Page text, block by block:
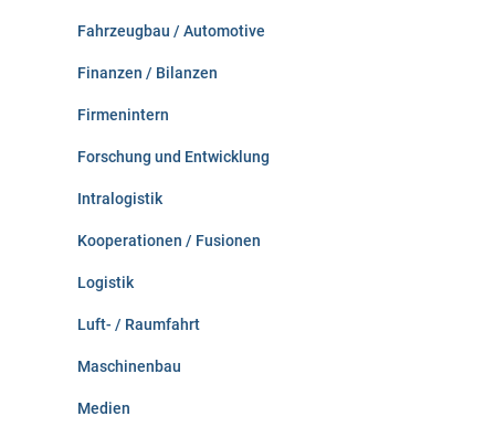
Fahrzeugbau / Automotive
Finanzen / Bilanzen
Firmenintern
Forschung und Entwicklung
Intralogistik
Kooperationen / Fusionen
Logistik
Luft- / Raumfahrt
Maschinenbau
Medien